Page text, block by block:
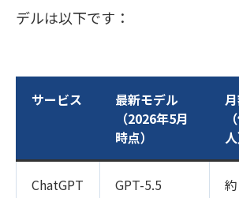
デルは以下です：
サービス
最新モデル
（2026年5月
時点）
人
ChatGPT GPT-5.5
約